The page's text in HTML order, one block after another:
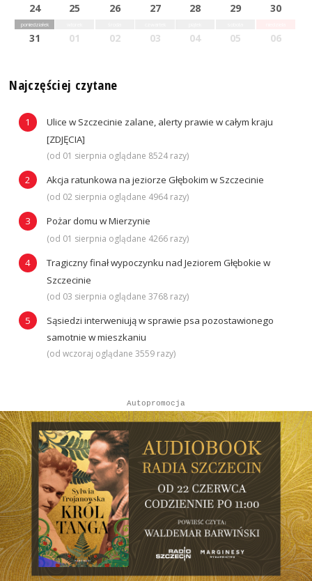
24 25 26 27 28 29 30
poniedziałek
31 01 02 03 04 05 06
Najczęściej czytane
Ulice w Szczecinie zalane, alerty prawie w całym kraju
[ZDJĘCIA]
(od 01 sierpnia oglądane 8524 razy)
Akcja ratunkowa na jeziorze Głębokim w Szczecinie
(od 02 sierpnia oglądane 4964 razy)
Pożar domu w Mierzynie
(od 01 sierpnia oglądane 4266 razy)
Tragiczny finał wypoczynku nad Jeziorem Głębokie w
Szczecinie
(od 03 sierpnia oglądane 3768 razy)
Sąsiedzi interweniują w sprawie psa pozostawionego
samotnie w mieszkaniu
(od wczoraj oglądane 3559 razy)
Autopromocja